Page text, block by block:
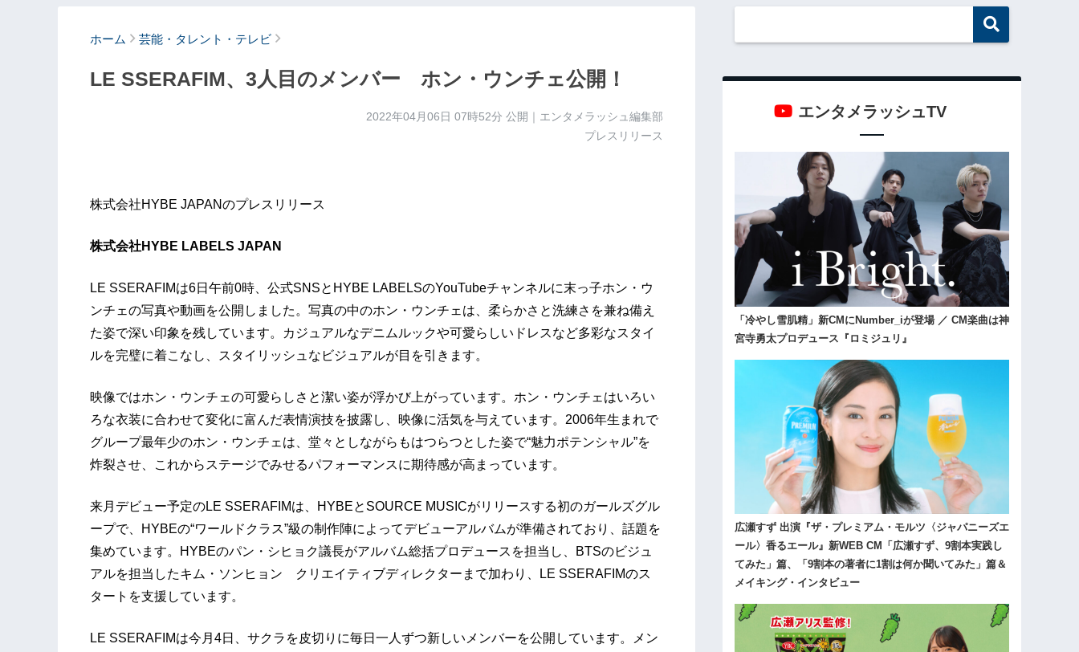
ホーム 芸能・タレント・テレビ
LE SSERAFIM、3人目のメンバー ホン・ウンチェ公開！
2022年04月06日 07時52分 公開｜エンタメラッシュ編集部
プレスリリース
株式会社HYBE JAPANのプレスリリース
株式会社HYBE LABELS JAPAN
LE SSERAFIMは6日午前0時、公式SNSとHYBE LABELSのYouTubeチャンネルに末っ子ホン・ウ
ンチェの写真や動画を公開しました。写真の中のホン・ウンチェは、柔らかさと洗練さを兼ね備え
た姿で深い印象を残しています。カジュアルなデニムルックや可愛らしいドレスなど多彩なスタイ
ルを完璧に着こなし、スタイリッシュなビジュアルが目を引きます。
映像ではホン・ウンチェの可愛らしさと潔い姿が浮かび上がっています。ホン・ウンチェはいろい
ろな衣装に合わせて変化に富んだ表情演技を披露し、映像に活気を与えています。2006年生まれで
グループ最年少のホン・ウンチェは、堂々としながらもはつらつとした姿で“魅力ポテンシャル”を
炸裂させ、これからステージでみせるパフォーマンスに期待感が高まっています。
来月デビュー予定のLE SSERAFIMは、HYBEとSOURCE MUSICがリリースする初のガールズグル
ープで、HYBEの“ワールドクラス”級の制作陣によってデビューアルバムが準備されており、話題を
集めています。HYBEのパン・シヒョク議長がアルバム総括プロデュースを担当し、BTSのビジュ
アルを担当したキム・ソンヒョン クリエイティブディレクターまで加わり、LE SSERAFIMのス
タートを支援しています。
LE SSERAFIMは今月4日、サクラを皮切りに毎日一人ずつ新しいメンバーを公開しています。メン
エンタメラッシュTV
「冷やし雪肌精」新CMにNumber_iが登場 ／ CM楽曲は神
宮寺勇太プロデュース『ロミジュリ』
広瀬すず 出演『ザ・プレミアム・モルツ〈ジャパニーズエ
ール〉香るエール』新WEB CM「広瀬すず、9割本実践し
てみた」篇、「9割本の著者に1割は何か聞いてみた」篇＆
メイキング・インタビュー